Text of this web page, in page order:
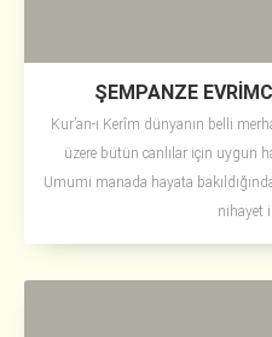
ŞEMPANZE
Kur’an-ı Kerîm dünyanın belli
üzere bütün canlılar için uygun
Umumi manada hayata
nihayet